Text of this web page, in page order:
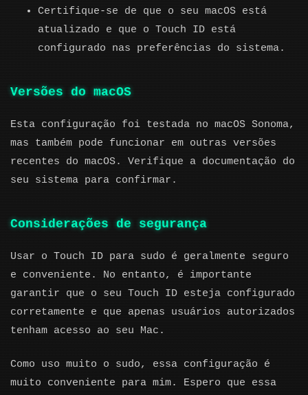
Certifique-se de que o seu macOS está
atualizado e que o Touch ID está
configurado nas preferências do sistema.
Versões do macOS
Esta configuração foi testada no macOS Sonoma,
mas também pode funcionar em outras versões
recentes do macOS. Verifique a documentação do
seu sistema para confirmar.
Considerações de segurança
Usar o Touch ID para sudo é geralmente seguro
e conveniente. No entanto, é importante
garantir que o seu Touch ID esteja configurado
corretamente e que apenas usuários autorizados
tenham acesso ao seu Mac.
Como uso muito o sudo, essa configuração é
muito conveniente para mim. Espero que essa